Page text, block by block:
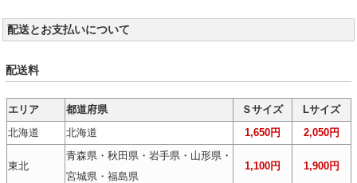
配送とお支払いについて
配送料
エリア 都道府県 Ｓサイズ
Lサイズ
北海道
北海道 1,650円 2,050円
東北
青森県・秋田県・岩手県・山形県・
宮城県・福島県
1,100円 1,900円